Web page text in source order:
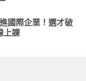
國際企業！選才破
上課